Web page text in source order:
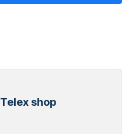
Telex shop